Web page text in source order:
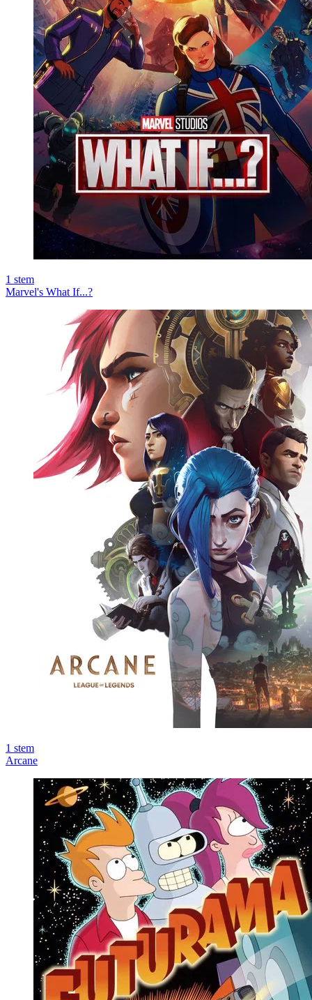
1 stem
Marvel's What If...?
1 stem
Arcane